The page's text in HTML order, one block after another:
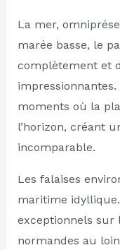
La mer,
marée basse, le
complètement et
moments où la
l’horizon, créant
incomparable.
Les falaises
maritime
exceptionnels sur
normandes au